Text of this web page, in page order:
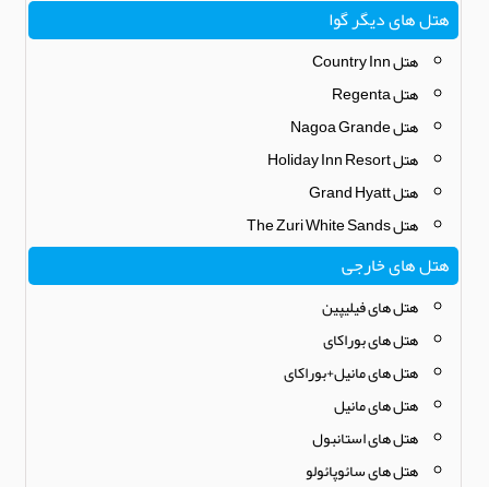
هتل های دیگر گوا
هتل Country Inn
هتل Regenta
هتل Nagoa Grande
هتل Holiday Inn Resort
هتل Grand Hyatt
هتل The Zuri White Sands
هتل های خارجی
هتل های فیلیپین
هتل های بوراکای
هتل های مانیل+بوراکای
هتل های مانیل
هتل های استانبول
هتل های سائوپائولو